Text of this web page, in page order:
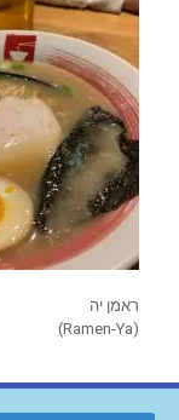
ראמן יה
(Ramen-Ya)